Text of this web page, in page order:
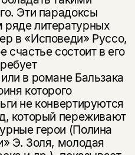
Эти парадоксы
литературных
в «Исповеди» Руссо,
счастье состоит в его
в романе Бальзака
которого
не конвертируются
который переживают
герои (Полина
Э. Золя, молодая